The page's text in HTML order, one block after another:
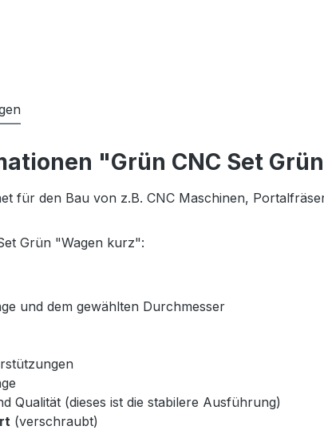
"Grün CNC Set
für den Bau von z.B. CNC Maschinen,
Grün "Wagen kurz":
und dem gewählten Durchmesser
Qualität (dieses ist die stabilere Ausführung)
(verschraubt)